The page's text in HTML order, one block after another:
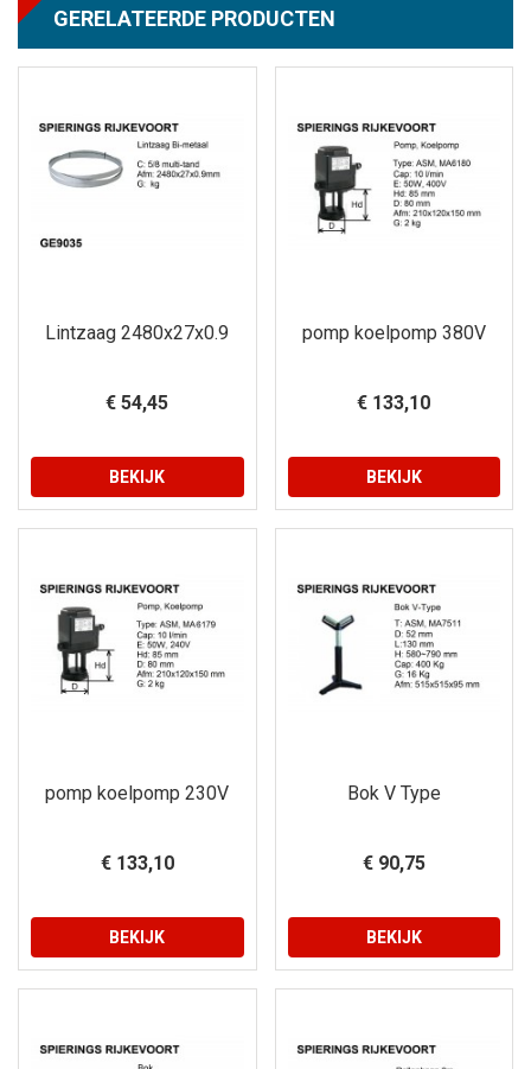
GERELATEERDE PRODUCTEN
Lintzaag 2480x27x0.9
€ 54,45
BEKIJK
pomp koelpomp 380V
€ 133,10
BEKIJK
pomp koelpomp 230V
€ 133,10
BEKIJK
Bok V Type
€ 90,75
BEKIJK